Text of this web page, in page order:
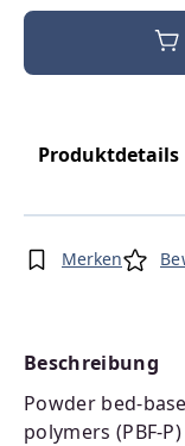
Produktdetails
Merken
Beschreibung
Powder bed-
polymers (PBF-